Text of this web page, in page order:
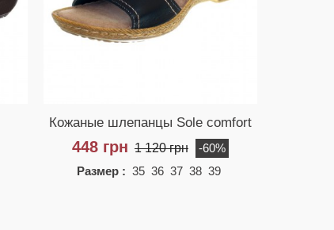
Кожаные шлепанцы Sole comfort
448 грн 1 120 грн
-60%
Размер : 35 36 37 38 39